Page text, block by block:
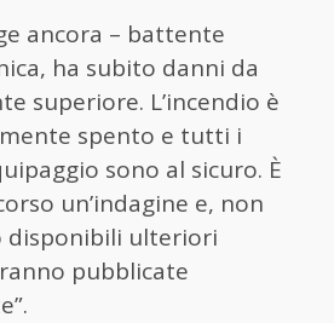
ancora – battente
ha subito danni da
superiore. L’incendio è
spento e tutti i
sono al sicuro. È
un’indagine e, non
disponibili ulteriori
pubblicate